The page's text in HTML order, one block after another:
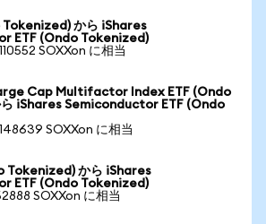
Tokenized) から iShares
ETF (Ondo Tokenized)
SOXXon に相当
Cap Multifactor Index ETF (Ondo
iShares Semiconductor ETF (Ondo
SOXXon に相当
Tokenized) から iShares
ETF (Ondo Tokenized)
SOXXon に相当